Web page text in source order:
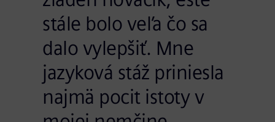
stále bolo veľa čo sa
dalo vylepšiť. Mne
jazyková stáž priniesla
najmä pocit istoty v